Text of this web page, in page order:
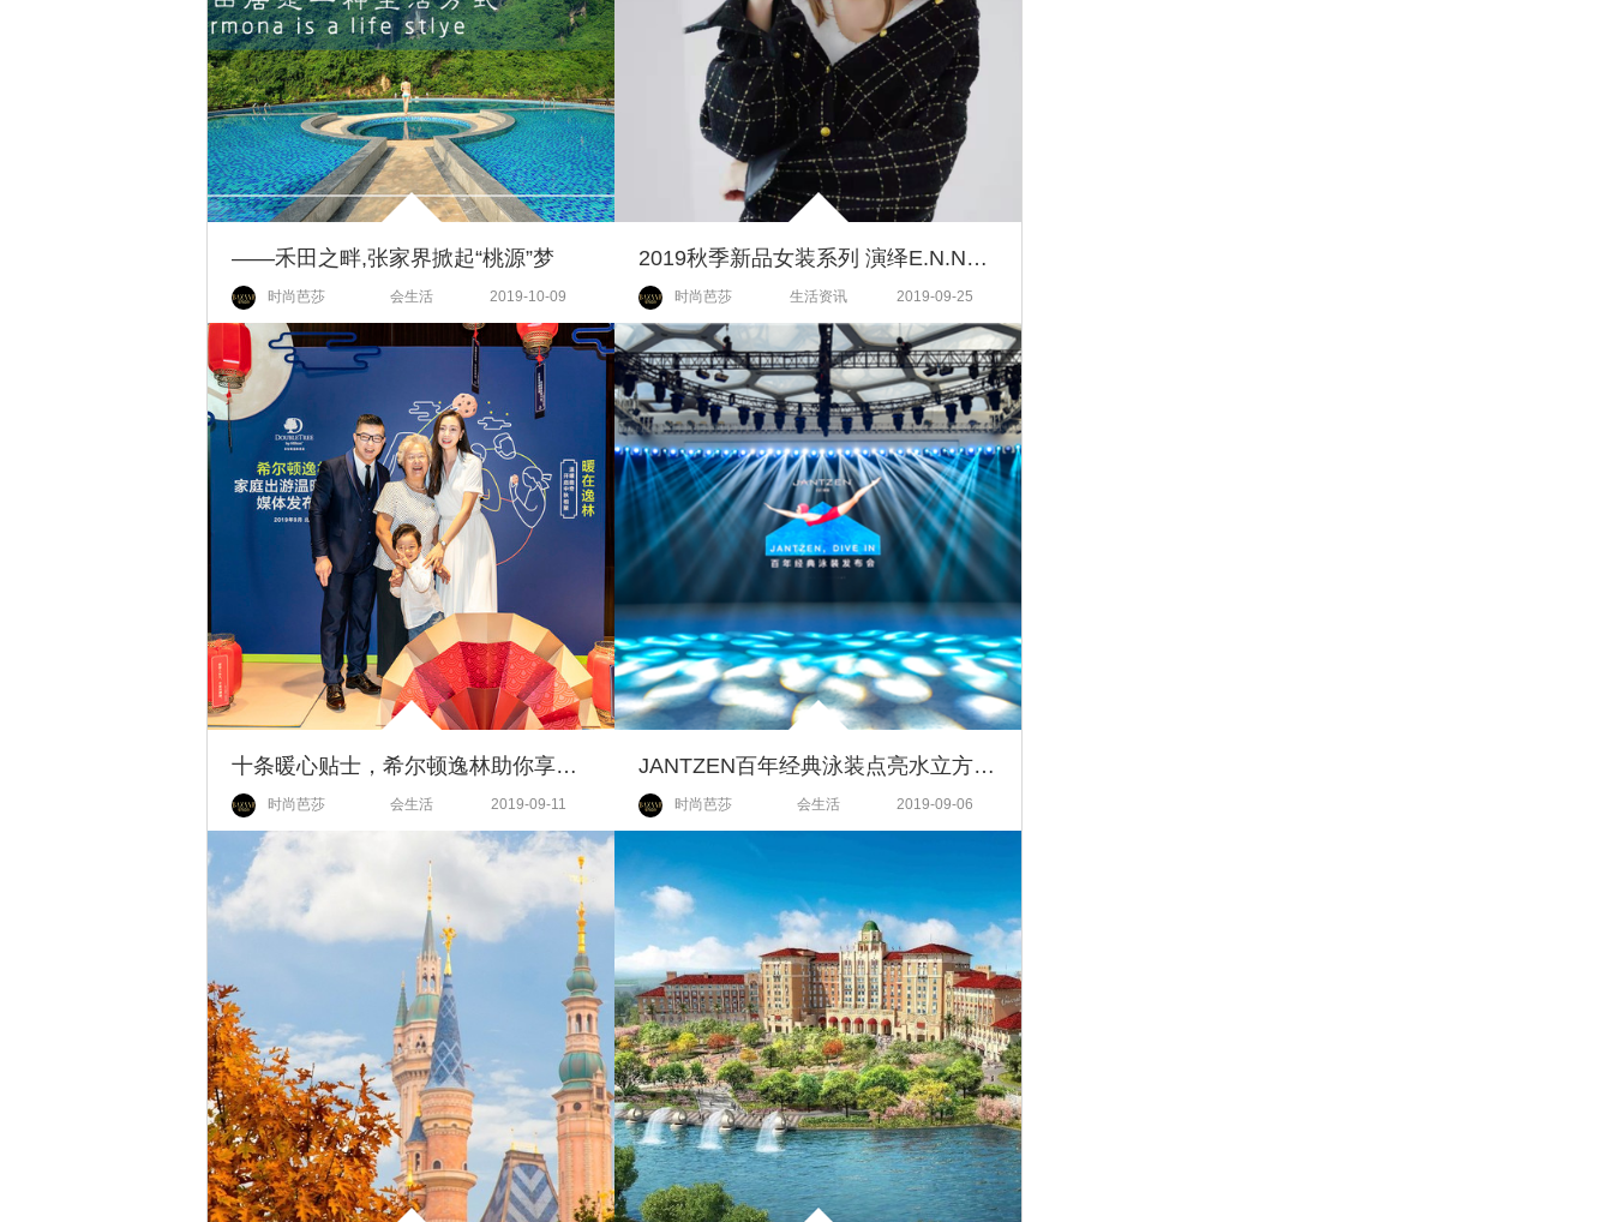
——禾田之畔,张家界掀起“桃源”梦
时尚芭莎 会生活 2019-10-09
2019秋季新品女装系列 演绎E.N.NO.D paris新女性时装态度
时尚芭莎 生活资讯 2019-09-25
十条暖心贴士，希尔顿逸林助你享受温馨家庭出游
时尚芭莎 会生活 2019-09-11
JANTZEN百年经典泳装点亮水立方 跳水女孩成潮流“IP”
时尚芭莎 会生活 2019-09-06